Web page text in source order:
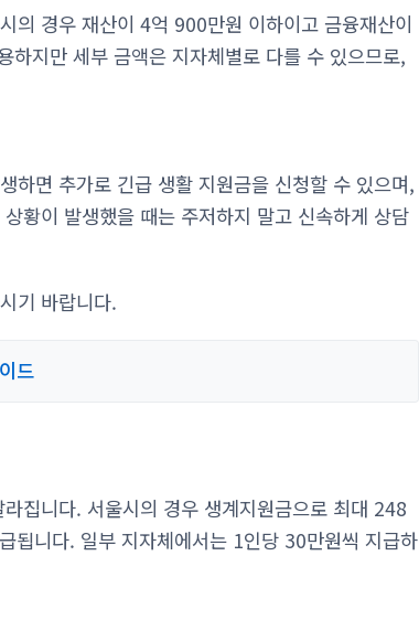
의 경우 재산이 4억 900만원 이하이고 금융재산이
지만 세부 금액은 지자체별로 다를 수 있으므로,
하면 추가로 긴급 생활 지원금을 신청할 수 있으며,
황이 발생했을 때는 주저하지 말고 신속하게 상담
기 바랍니다.
드
집니다. 서울시의 경우 생계지원금으로 최대 248
됩니다. 일부 지자체에서는 1인당 30만원씩 지급하